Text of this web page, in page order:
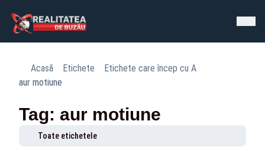
Acasă Etichete
Etichete care încep cu A
aur motiune
Tag: aur motiune
Toate etichetele